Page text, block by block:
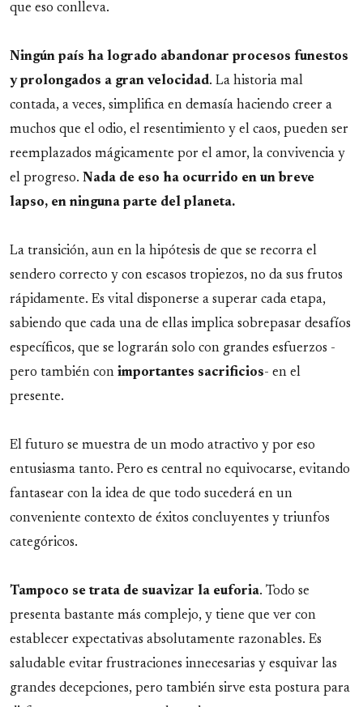
que eso conlleva.
Ningún país ha logrado abandonar procesos funestos
y prolongados a gran velocidad. La historia mal
contada, a veces, simplifica en demasía haciendo creer a
muchos que el odio, el resentimiento y el caos, pueden ser
reemplazados mágicamente por el amor, la convivencia y
el progreso. Nada de eso ha ocurrido en un breve
lapso, en ninguna parte del planeta.
La transición, aun en la hipótesis de que se recorra el
sendero correcto y con escasos tropiezos, no da sus frutos
rápidamente. Es vital disponerse a superar cada etapa,
sabiendo que cada una de ellas implica sobrepasar desafíos
específicos, que se lograrán solo con grandes esfuerzos -
pero también con importantes sacrificios- en el
presente.
El futuro se muestra de un modo atractivo y por eso
entusiasma tanto. Pero es central no equivocarse, evitando
fantasear con la idea de que todo sucederá en un
conveniente contexto de éxitos concluyentes y triunfos
categóricos.
Tampoco se trata de suavizar la euforia. Todo se
presenta bastante más complejo, y tiene que ver con
establecer expectativas absolutamente razonables. Es
saludable evitar frustraciones innecesarias y esquivar las
grandes decepciones, pero también sirve esta postura para